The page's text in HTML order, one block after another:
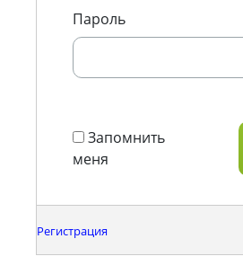
Пароль
Запомнить
меня
Регистрация